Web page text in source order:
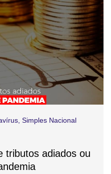
, Simples Nacional
tributos adiados ou